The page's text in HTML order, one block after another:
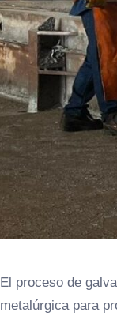
El proceso de
metalúrgica para